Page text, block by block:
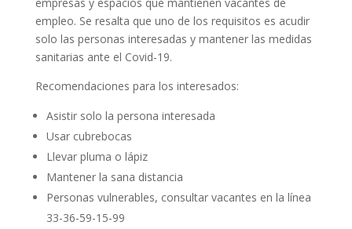
empleo. Se resalta que uno de los requisitos es acudir
solo las personas interesadas y mantener las medidas
sanitarias ante el Covid-19.
Recomendaciones para los interesados:
Asistir solo la persona interesada
Usar cubrebocas
Llevar pluma o lápiz
Mantener la sana distancia
Personas vulnerables, consultar vacantes en la línea
33-36-59-15-99